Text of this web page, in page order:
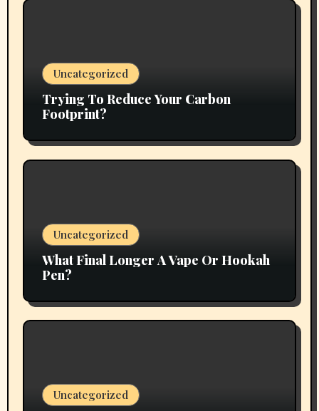
Uncategorized
Trying To Reduce Your Carbon
Footprint?
Uncategorized
What Final Longer A Vape Or Hookah
Pen?
Uncategorized